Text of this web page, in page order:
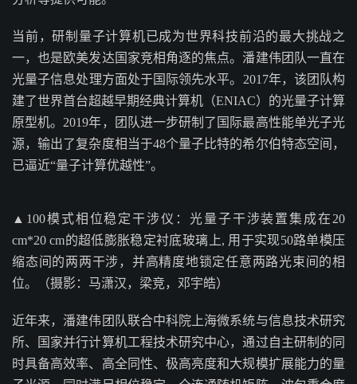
当前，研制量子计算机已成为世界科技前沿的最大挑战之
一，也是欧美发达国家竞相角逐的焦点。潘建伟团队一直在
光量子信息处理方面处于国际领先水平。2017年，该团队构
建了世界首台超越早期经典计算机（ENIAC）的光量子计算
原型机。2019年，团队进一步研制了国际最高性能单光子光
源，输出了复杂度相当于48个量子比特的希尔伯特态空间，
已逼近“量子计算优越性”。
▲100模式相位稳定干涉仪：光量子干涉装置集成在20
cm*20 cm的超低膨胀稳定衬底玻璃上, 用于实现50路单模压
缩态间的两两干涉，并高精度地锁定任意两路光束间的相
位。（摄影：马潇汉，梁竞，邓宇皓）
近年来，潘建伟团队联合中科院上海微系统与信息技术研究
所、国家并行计算机工程技术研究中心，通过自主研制的同
时具备高效率、高全同性、极高亮度和大规模扩展能力的量